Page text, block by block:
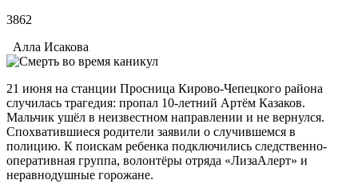
3862
Алла Исакова
21 июня на станции Просница Кирово-Чепецкого района
случилась трагедия: пропал 10-летний Артём Казаков.
Мальчик ушёл в неизвестном направлении и не вернулся.
Спохватившиеся родители заявили о случившемся в
полицию. К поискам ребенка подключились следственно-
оперативная группа, волонтёры отряда «ЛизаАлерт» и
неравнодушные горожане.